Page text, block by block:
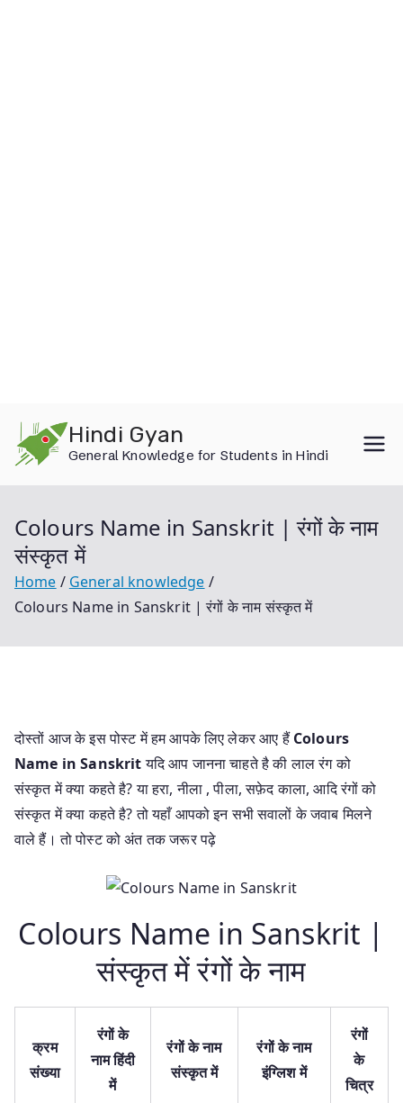
content
Hindi Gyan
General Knowledge for Students in Hindi
Colours Name in Sanskrit | रंगों के नाम
संस्कृत में
Home
General knowledge
Colours Name in Sanskrit | रंगों के नाम संस्कृत में
दोस्तों आज के इस पोस्ट में हम आपके लिए लेकर आए हैंColours
Name in Sanskritयदि आप जानना चाहते है की लाल रंग को
संस्कृत में क्या कहते है? या हरा, नीला , पीला, सफ़ेद काला, आदि रंगों को
संस्कृत में क्या कहते है? तो यहाँ आपको इन सभी सवालों के जवाब मिलने
वाले हैं। तो पोस्ट को अंत तक जरूर पढ़े
Colours Name in Sanskrit |
संस्कृत में रंगों के नाम
क्रम
संख्या
रंगों के
नाम हिंदी
में
रंगों के नाम
संस्कृत में
रंगों के नाम
इंग्लिश में
रंगों
के
चित्र